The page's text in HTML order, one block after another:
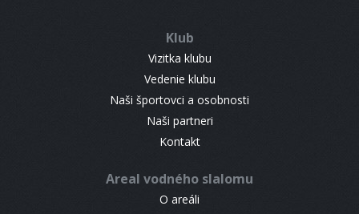
Klub
Vizitka klubu
Vedenie klubu
Naši športovci a osobnosti
Naši partneri
Kontakt
Areal vodného slalomu
O areáli
CONTACT